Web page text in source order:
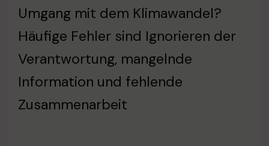
Umgang mit dem Klimawandel?
Häufige Fehler sind Ignorieren der
Verantwortung, mangelnde
Information und fehlende
Zusammenarbeit